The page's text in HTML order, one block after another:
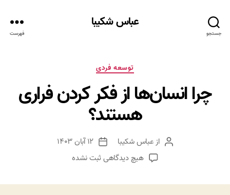
جستجو
عباس شکیبا
فهرست
دسته‌ها
توسعه فردی
چرا انسان‌ها از فکر کردن فراری
هستند؟
نویسنده
نوشته
از عباس شکیبا
تاریخ
نوشته
۱۲ آبان ۱۴۰۳
هیچ دیدگاهیبرای
ثبت نشده